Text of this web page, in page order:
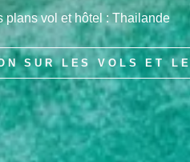
plans vol et hôtel : Thailande
SUR LES VOLS ET